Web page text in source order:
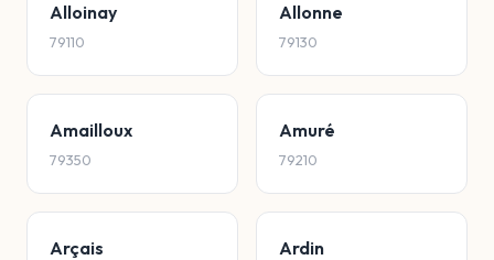
Alloinay
79110
Allonne
79130
Amailloux
79350
Amuré
79210
Arçais Ardin